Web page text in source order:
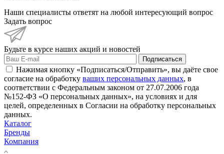
Наши специалисты ответят на любой интересующий вопрос
Задать вопрос
Будьте в курсе наших акций и новостей
Подписаться
Нажимая кнопку «Подписаться/Отправить», вы даёте свое
согласие на обработку ваших персональных данных, в
соответствии с Федеральным законом от 27.07.2006 года
№152-ФЗ «О персональных данных», на условиях и для
целей, определенных в Согласии на обработку персональных
данных.
Каталог
Бренды
Компания